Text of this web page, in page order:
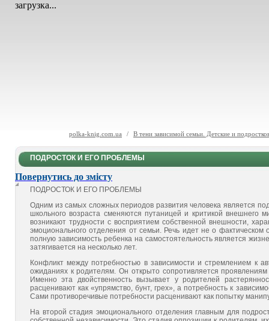
загрузка...
polka-knig.com.ua / В тени зависимой семьи. Детские и
ПОДРОСТОК И ЕГО ПРОБЛЕМЫ
Повернутись до змісту
ПОДРОСТОК И ЕГО ПРОБЛЕМЫ
Одним из самых сложных периодов развития человека явля­ется
школьного возраста сменяются путаницей и критикой
возникают трудности с восприятием собственной внешности,
эмоционального отделения от семьи. Речь идет не о
полную зависимость ребенка на самостоятельность является
затягива­ется на несколько лет.
Конфликт между потребностью в зависимости и стремлением к
ожиданиях к родителям. Он открыто сопротивляет­ся
Именно эта двойственность вызывает у ро­дителей
расценивают как «упрямство, бунт, грех», а потребность к
Сами противоре­чивые потребности расценивают как попытку
На второй стадия эмоционального отделения главным для